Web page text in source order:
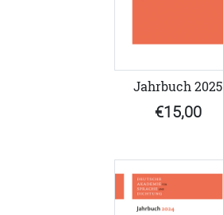
Jahrbuch 2025
€15,00